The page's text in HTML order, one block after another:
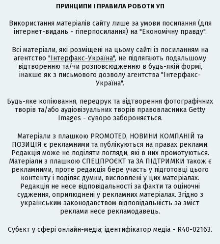
ПРИНЦИПИ І ПРАВИЛА РОБОТИ УП
Використання матеріалів сайту лише за умови посилання (для
інтернет-видань - гіперпосилання) на "Економічну правду".
Всі матеріали, які розміщені на цьому сайті із посиланням на
агентство "Інтерфакс-Україна", не підлягають подальшому
відтворенню та/чи розповсюдженню в будь-якій формі,
інакше як з письмового дозволу агентства "Інтерфакс-
Україна".
Будь-яке копіювання, передрук та відтворення фотографічних
творів та/або аудіовізуальних творів правовласника Getty
Images - суворо забороняється.
Матеріали з плашкою PROMOTED, НОВИНИ КОМПАНІЙ та
ПОЗИЦІЯ є рекламними та публікуються на правах реклами.
Редакція може не поділяти погляди, які в них промотуються.
Матеріали з плашкою СПЕЦПРОЄКТ та ЗА ПІДТРИМКИ також є
рекламними, проте редакція бере участь у підготовці цього
контенту і поділяє думки, висловлені у цих матеріалах.
Редакція не несе відповідальності за факти та оціночні
судження, оприлюднені у рекламних матеріалах. Згідно з
українським законодавством відповідальність за зміст
реклами несе рекламодавець.
Cубєкт у сфері онлайн-медіа; ідентифікатор медіа - R40-02163.